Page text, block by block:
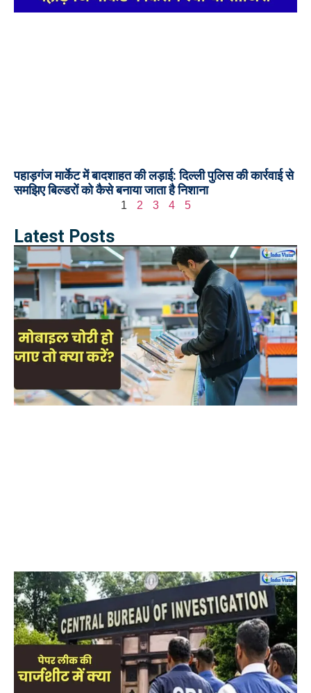
पहाड़गंज मार्केट में बादशाहत की लड़ाई: दिल्ली पुलिस की कार्रवाई से
समझिए बिल्डरों को कैसे बनाया जाता है निशाना
1 2 3 4 5
Latest Posts